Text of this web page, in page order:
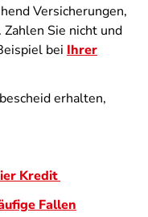
Versicherungen,
Sie nicht und
bei Ihrer
erhalten,
Kredit
Fallen